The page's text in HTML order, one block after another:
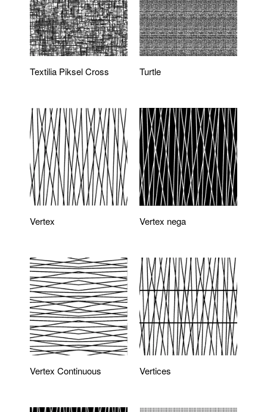
Textilia Piksel Cross Turtle
Vertex Vertex nega
Vertex Continuous Vertices